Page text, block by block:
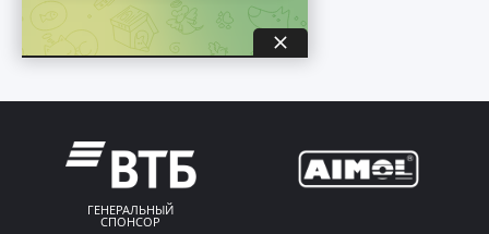
ГЕНЕРАЛЬНЫЙ
СПОНСОР